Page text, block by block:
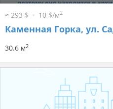
≈ 293 $ 10 $/м2
Каменная Горка, ул.
30.6 м2